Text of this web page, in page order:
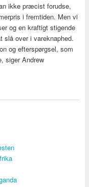
ikke præcist forudse,
i fremtiden. Men vi
og en kraftigt stigende
slå over i vareknaphed.
og efterspørgsel, som
siger Andrew